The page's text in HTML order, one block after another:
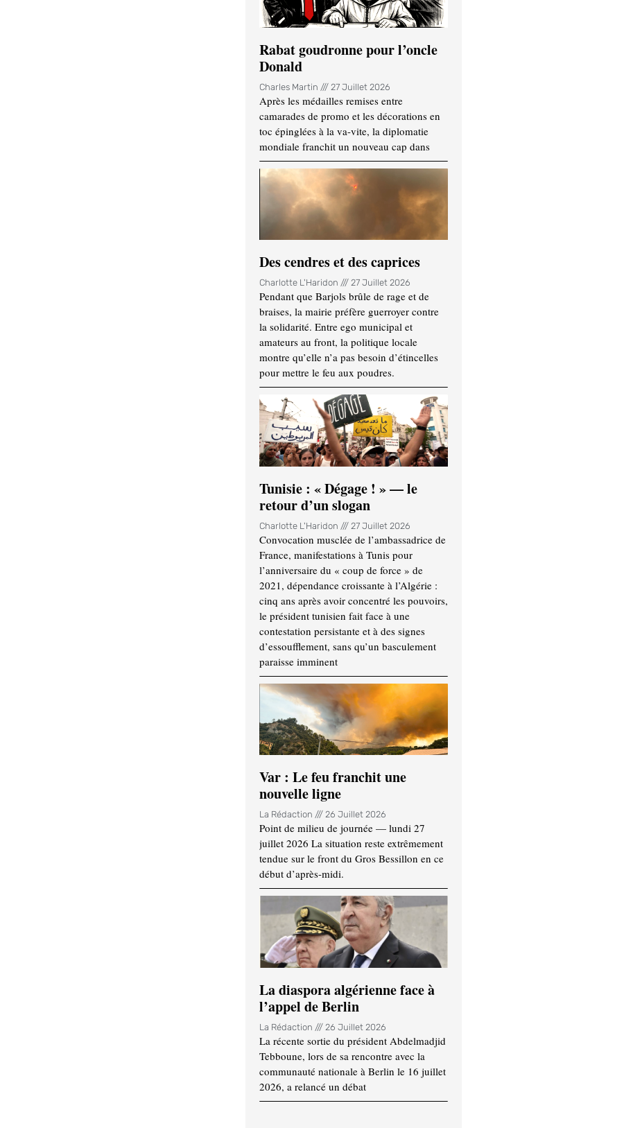
Rabat goudronne pour l’oncle
Donald
Charles Martin 27 Juillet 2026
Après les médailles remises entre
camarades de promo et les décorations en
toc épinglées à la va-vite, la diplomatie
mondiale franchit un nouveau cap dans
Des cendres et des caprices
Charlotte L'Haridon 27 Juillet 2026
Pendant que Barjols brûle de rage et de
braises, la mairie préfère guerroyer contre
la solidarité. Entre ego municipal et
amateurs au front, la politique locale
montre qu’elle n’a pas besoin d’étincelles
pour mettre le feu aux poudres.
Tunisie : « Dégage ! » — le
retour d’un slogan
Charlotte L'Haridon 27 Juillet 2026
Convocation musclée de l’ambassadrice de
France, manifestations à Tunis pour
l’anniversaire du « coup de force » de
2021, dépendance croissante à l’Algérie :
cinq ans après avoir concentré les pouvoirs,
le président tunisien fait face à une
contestation persistante et à des signes
d’essoufflement, sans qu’un basculement
paraisse imminent
Var : Le feu franchit une
nouvelle ligne
La Rédaction 26 Juillet 2026
Point de milieu de journée — lundi 27
juillet 2026 La situation reste extrêmement
tendue sur le front du Gros Bessillon en ce
début d’après-midi.
La diaspora algérienne face à
l’appel de Berlin
La Rédaction 26 Juillet 2026
La récente sortie du président Abdelmadjid
Tebboune, lors de sa rencontre avec la
communauté nationale à Berlin le 16 juillet
2026, a relancé un débat